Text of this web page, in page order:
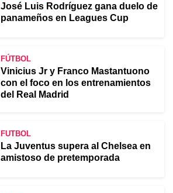
José Luis Rodríguez gana duelo de
panameños en Leagues Cup
FÚTBOL
Vinicius Jr y Franco Mastantuono
con el foco en los entrenamientos
del Real Madrid
FUTBOL
La Juventus supera al Chelsea en
amistoso de pretemporada